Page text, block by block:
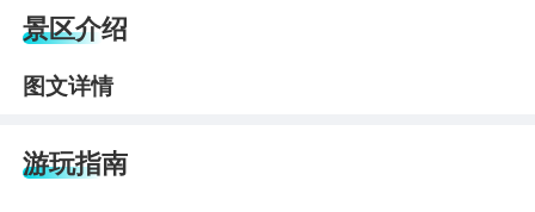
景区介绍
图文详情
游玩指南